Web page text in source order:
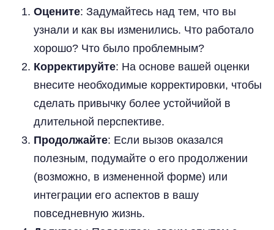
Оцените: Задумайтесь над тем, что вы
узнали и как вы изменились. Что работало
хорошо? Что было проблемным?
Корректируйте: На основе вашей оценки
внесите необходимые корректировки, чтобы
сделать привычку более устойчийой в
длительной перспективе.
Продолжайте: Если вызов оказался
полезным, подумайте о его продолжении
(возможно, в измененной форме) или
интеграции его аспектов в вашу
повседневную жизнь.